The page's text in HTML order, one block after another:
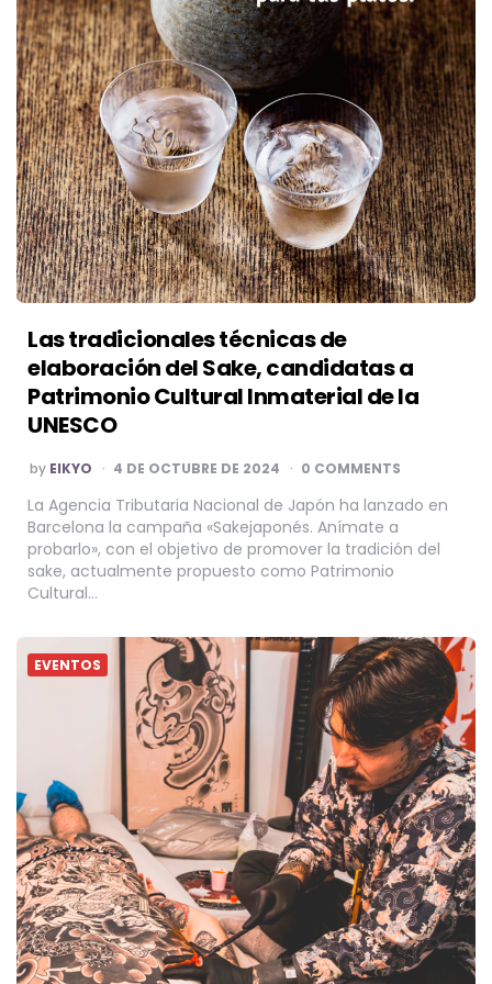
Las tradicionales técnicas de
elaboración del Sake, candidatas a
Patrimonio Cultural Inmaterial de la
UNESCO
POSTED
BY
by EIKYO 4 DE OCTUBRE DE 2024 0 COMMENTS
La Agencia Tributaria Nacional de Japón ha lanzado en
Barcelona la campaña «Sakejaponés. Anímate a
probarlo», con el objetivo de promover la tradición del
sake, actualmente propuesto como Patrimonio
Cultural…
EVENTOS